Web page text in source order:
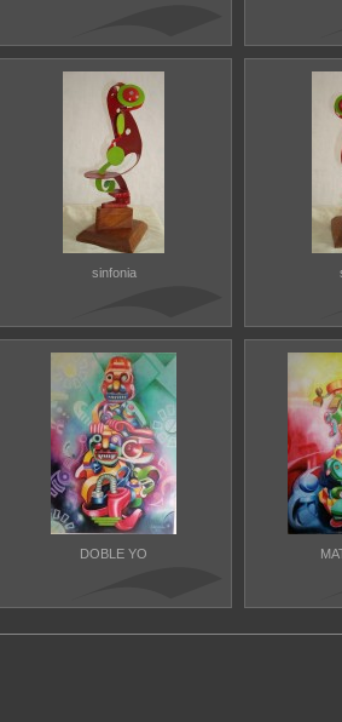
sinfonia
DOBLE YO